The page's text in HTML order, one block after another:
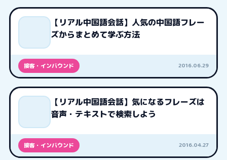
【リアル中国語会話】人気の中国語フレー
ズからまとめて学ぶ方法
接客・インバウンド 2016.06.29
【リアル中国語会話】気になるフレーズは
音声・テキストで検索しよう
接客・インバウンド 2016.04.27